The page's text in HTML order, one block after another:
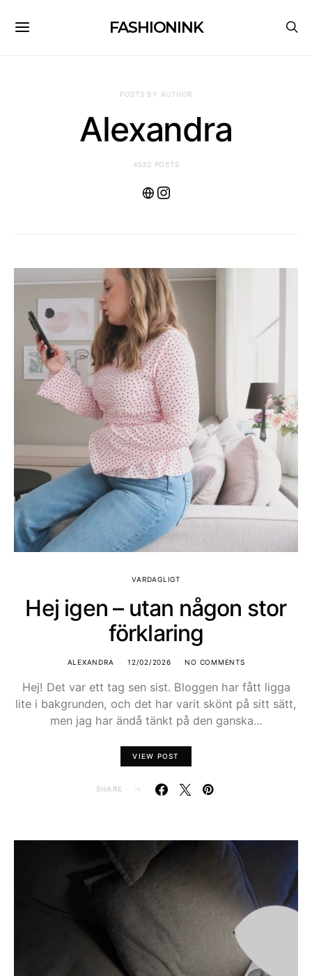
FASHIONINK
POSTS BY AUTHOR
Alexandra
4532 POSTS
VARDAGLIGT
Hej igen – utan någon stor
förklaring
ALEXANDRA 12/02/2026 NO COMMENTS
Hej! Det var ett tag sen sist. Bloggen har fått ligga
lite i bakgrunden, och det har varit skönt på sitt sätt,
men jag har ändå tänkt på den ganska…
VIEW POST
SHARE